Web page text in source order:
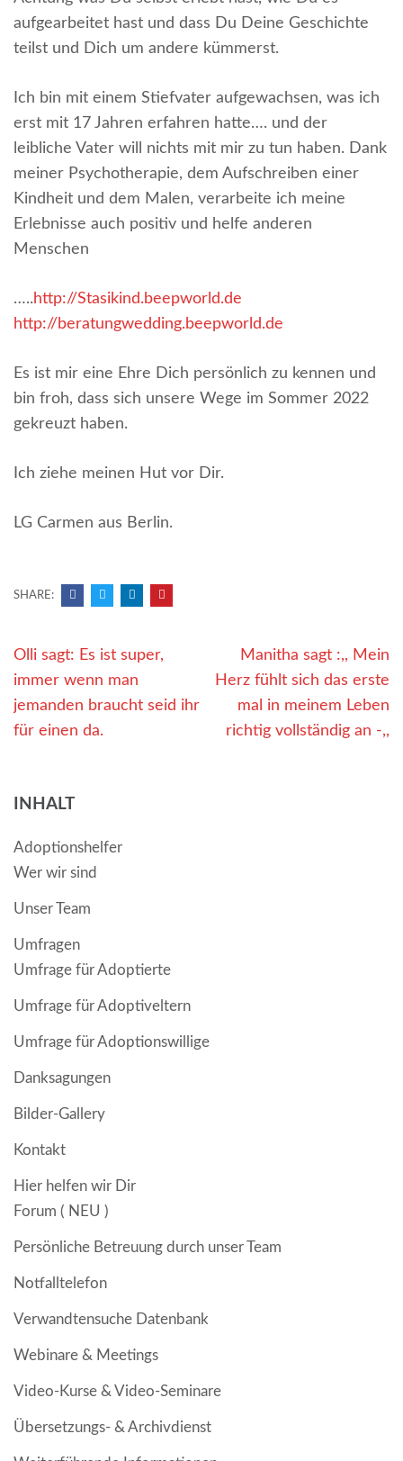
aufgearbeitet hast und dass Du Deine Geschichte
teilst und Dich um andere kümmerst.
Ich bin mit einem Stiefvater aufgewachsen, was ich
erst mit 17 Jahren erfahren hatte…. und der
leibliche Vater will nichts mit mir zu tun haben. Dank
meiner Psychotherapie, dem Aufschreiben einer
Kindheit und dem Malen, verarbeite ich meine
Erlebnisse auch positiv und helfe anderen
Menschen
….. http://Stasikind.beepworld.de
http://beratungwedding.beepworld.de
Es ist mir eine Ehre Dich persönlich zu kennen und
bin froh, dass sich unsere Wege im Sommer 2022
gekreuzt haben.
Ich ziehe meinen Hut vor Dir.
LG Carmen aus Berlin.
SHARE:
Beitragsnavigation
Olli sagt: Es ist super,
immer wenn man
jemanden braucht seid ihr
für einen da.
Manitha sagt :,, Mein
Herz fühlt sich das erste
mal in meinem Leben
richtig vollständig an -,,
INHALT
Adoptionshelfer
Wer wir sind
Unser Team
Umfragen
Umfrage für Adoptierte
Umfrage für Adoptiveltern
Umfrage für Adoptionswillige
Danksagungen
Bilder-Gallery
Kontakt
Hier helfen wir Dir
Forum ( NEU )
Persönliche Betreuung durch unser Team
Notfalltelefon
Verwandtensuche Datenbank
Webinare & Meetings
Video-Kurse & Video-Seminare
Übersetzungs- & Archivdienst